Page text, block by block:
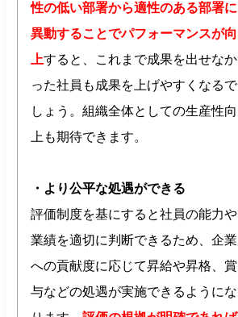
性の低い部署から適性のある部署に
異動することでパフォーマンスが向
上すると、これまで成果を出せなか
った社員も成果を上げやすくなるで
しょう。組織全体としての生産性向
上も期待できます。
・より公平な処遇ができる
評価制度を基にすると社員の能力や
業績を適切に判断できるため、企業
への貢献度に応じて昇給や昇格、賞
与などの処遇が実施できるようにな